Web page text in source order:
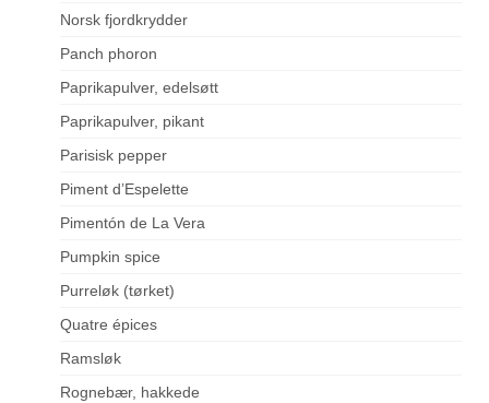
Norsk fjordkrydder
Panch phoron
Paprikapulver, edelsøtt
Paprikapulver, pikant
Parisisk pepper
Piment d’Espelette
Pimentón de La Vera
Pumpkin spice
Purreløk (tørket)
Quatre épices
Ramsløk
Rognebær, hakkede